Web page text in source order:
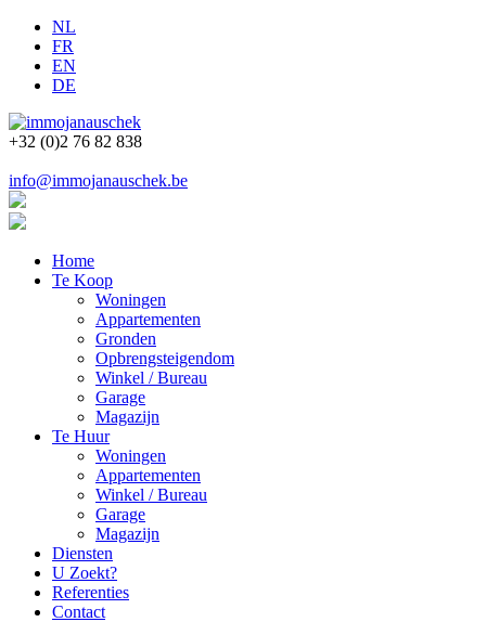
NL
FR
EN
DE
+32 (0)2 76 82 838
info@immojanauschek.be
Home
Te Koop
Woningen
Appartementen
Gronden
Opbrengsteigendom
Winkel / Bureau
Garage
Magazijn
Te Huur
Woningen
Appartementen
Winkel / Bureau
Garage
Magazijn
Diensten
U Zoekt?
Referenties
Contact